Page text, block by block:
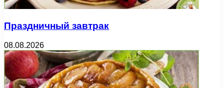
Праздничный завтрак
08.08.2026